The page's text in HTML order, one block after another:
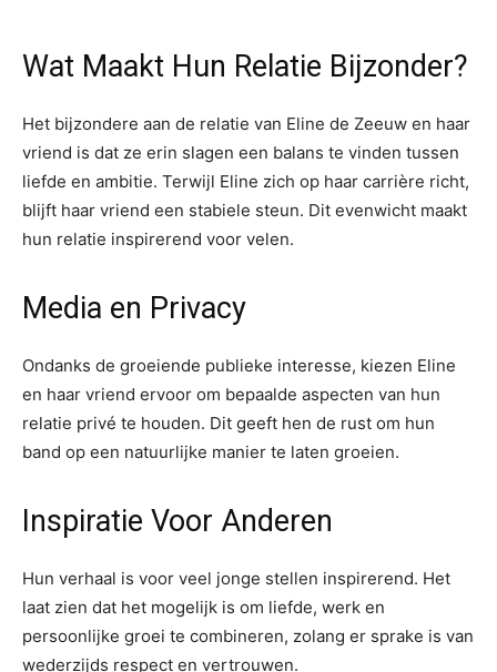
Wat Maakt Hun Relatie Bijzonder?
Het bijzondere aan de relatie van Eline de Zeeuw en haar
vriend is dat ze erin slagen een balans te vinden tussen
liefde en ambitie. Terwijl Eline zich op haar carrière richt,
blijft haar vriend een stabiele steun. Dit evenwicht maakt
hun relatie inspirerend voor velen.
Media en Privacy
Ondanks de groeiende publieke interesse, kiezen Eline
en haar vriend ervoor om bepaalde aspecten van hun
relatie privé te houden. Dit geeft hen de rust om hun
band op een natuurlijke manier te laten groeien.
Inspiratie Voor Anderen
Hun verhaal is voor veel jonge stellen inspirerend. Het
laat zien dat het mogelijk is om liefde, werk en
persoonlijke groei te combineren, zolang er sprake is van
wederzijds respect en vertrouwen.